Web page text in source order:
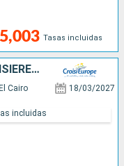
Tasas incluidas
LES ESSENTIELS DU CAIRE & CROISIÈRE SUR LE NIL : SUR LA TERRE DES PHARAONS
El Cairo 18/03/2027
incluidas